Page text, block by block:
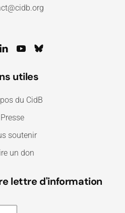
utiles
du CidB
Presse
soutenir
un don
lettre d'information